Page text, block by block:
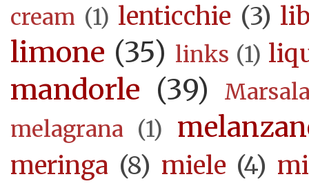
cream (1) lenticchie (3)
limone (35) links (1)
mandorle (39)
melagrana (1)
meringa (8) miele (4)